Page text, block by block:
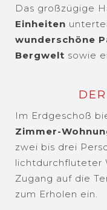
Das großzügige
Einheiten
wunderschöne
Bergwelt sowie
Im Erdgeschoß
Zimmer-
zwei bis drei
lichtdurchfluteter
Zugang auf die
zum Erholen ein.